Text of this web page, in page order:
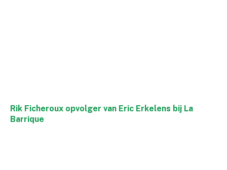
Rik Ficheroux opvolger van Eric Erkelens bij La
Barrique